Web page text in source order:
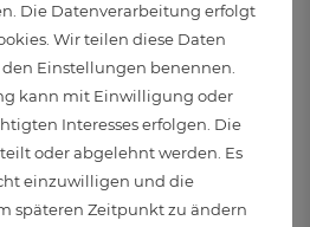
Die Datenverarbeitung erfolgt
Wir teilen diese Daten
Einstellungen benennen.
kann mit Einwilligung oder
Interesses erfolgen. Die
oder abgelehnt werden. Es
einzuwilligen und die
späteren Zeitpunkt zu ändern
an Sie
durch Emissionsausgleich
Paket